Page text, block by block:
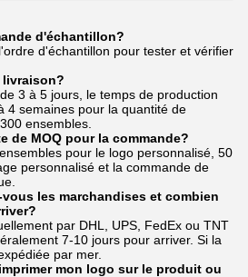
d'échantillon?
d'échantillon pour tester et vérifier
livraison?
3 à 5 jours, le temps de production
4 semaines pour la quantité de
ensembles.
de MOQ pour la commande?
pour le logo personnalisé, 50
personnalisé et la commande de
les marchandises et combien
par DHL, UPS, FedEx ou TNT
7-10 jours pour arriver. Si la
par mer.
mon logo sur le produit ou